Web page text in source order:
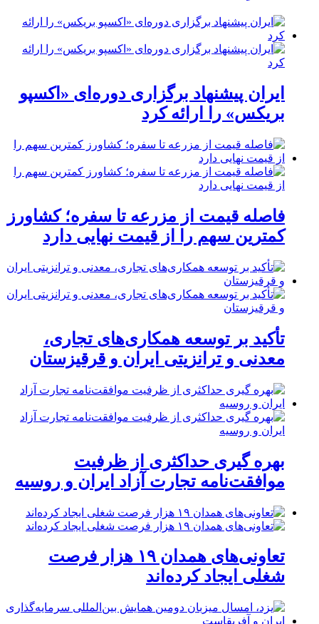
ایران پیشنهاد برگزاری دوره‌ای «اکسپو
بریکس» را ارائه کرد
فاصله قیمت از مزرعه تا سفره؛ کشاورز
کمترین سهم را از قیمت نهایی دارد
تأکید بر توسعه همکاری‌های تجاری،
معدنی و ترانزیتی ایران و قرقیزستان
بهره گیری حداکثری از ظرفیت
موافقت‌نامه تجارت آزاد ایران و روسیه
تعاونی‌های همدان ۱۹ هزار فرصت
شغلی ایجاد کرده‌اند